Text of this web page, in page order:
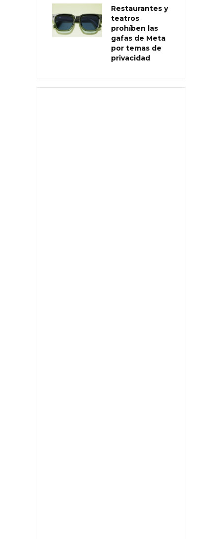
Restaurantes y
teatros
prohíben las
gafas de Meta
por temas de
privacidad